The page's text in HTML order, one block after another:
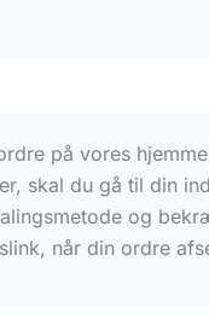
på vores
skal du gå til din
og
når din ordre